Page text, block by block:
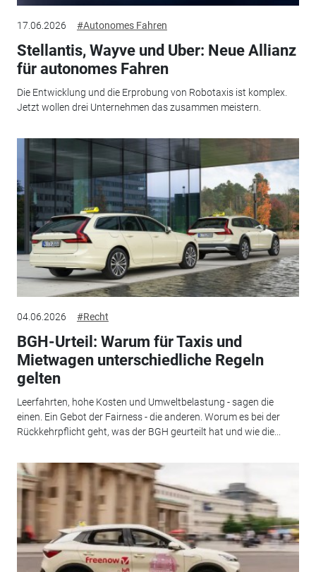
17.06.2026 #Autonomes Fahren
Stellantis, Wayve und Uber: Neue Allianz
für autonomes Fahren
Die Entwicklung und die Erprobung von Robotaxis ist komplex.
Jetzt wollen drei Unternehmen das zusammen meistern.
04.06.2026 #Recht
BGH-Urteil: Warum für Taxis und
Mietwagen unterschiedliche Regeln
gelten
Leerfahrten, hohe Kosten und Umweltbelastung - sagen die
einen. Ein Gebot der Fairness - die anderen. Worum es bei der
Rückkehrpflicht geht, was der BGH geurteilt hat und wie die...